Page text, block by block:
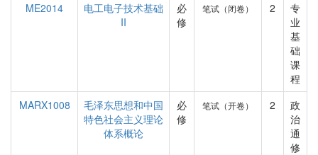
ME2014
电工电子技术基础
II
必
修
笔试（闭卷） 2
专
业
基
础
课
程
MARX1008
毛泽东思想和中国
特色社会主义理论
体系概论
必
修
笔试（开卷） 2
政
治
通
修